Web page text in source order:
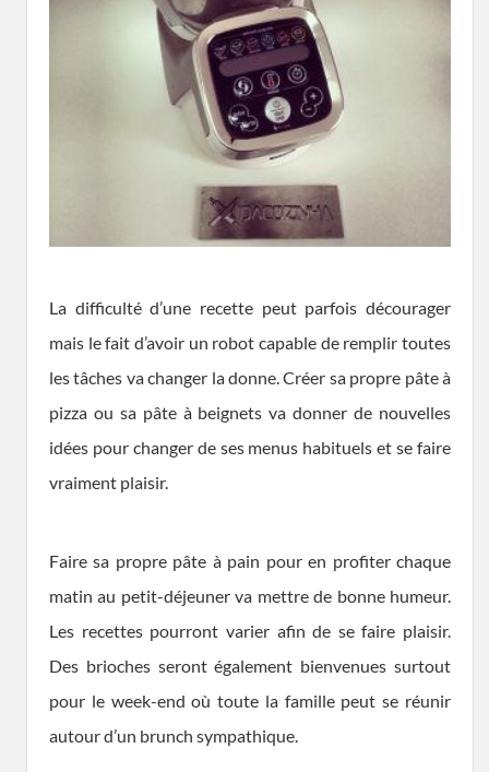
La difficulté d’une recette peut parfois décourager
mais le fait d’avoir un robot capable de remplir toutes
les tâches va changer la donne. Créer sa propre pâte à
pizza ou sa pâte à beignets va donner de nouvelles
idées pour changer de ses menus habituels et se faire
vraiment plaisir.
Faire sa propre pâte à pain pour en profiter chaque
matin au petit-déjeuner va mettre de bonne humeur.
Les recettes pourront varier afin de se faire plaisir.
Des brioches seront également bienvenues surtout
pour le week-end où toute la famille peut se réunir
autour d’un brunch sympathique.